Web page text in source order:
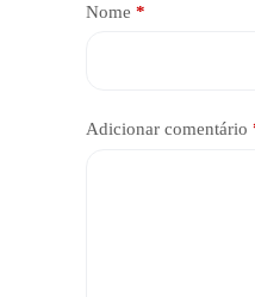
Nome *
Adicionar comentário